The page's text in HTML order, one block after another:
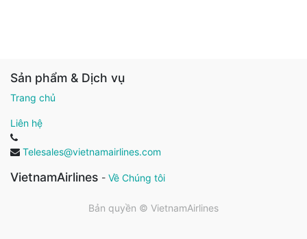
Sản phẩm & Dịch vụ
Trang chủ
Liên hệ
Telesales@vietnamairlines.com
VietnamAirlines - Về Chúng tôi
Bản quyền © VietnamAirlines